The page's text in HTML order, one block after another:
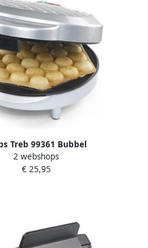
Treb 99361 Bubbel
met indicatielampje
aanbaklaag Zilver
2 webshops
€ 25,95